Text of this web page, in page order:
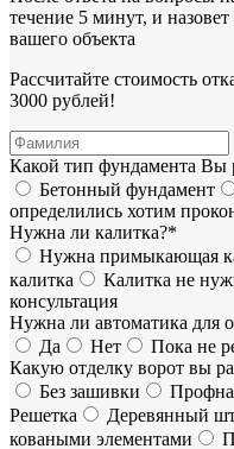
течение 5 минут, и
вашего объекта
Рассчитайте стоимость
3000 рублей!
Какой тип фундамента Вы
Бетонный фундамент
определились хотим
Нужна ли калитка?*
Нужна примыкающая
калитка
Калитка не
консультация
Нужна ли автоматика для
Да
Нет
Пока не
Какую отделку ворот вы
Без зашивки
Решетка
Деревянный
коваными элементами